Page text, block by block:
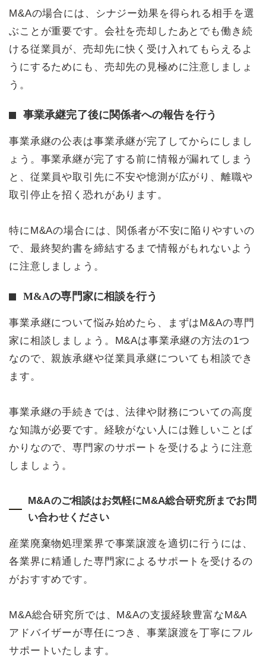
M&Aの場合には、シナジー効果を得られる相手を選
ぶことが重要です。会社を売却したあとでも働き続
ける従業員が、売却先に快く受け入れてもらえるよ
うにするためにも、売却先の見極めに注意しましょ
う。
事業承継完了後に関係者への報告を行う
事業承継の公表は事業承継が完了してからにしまし
ょう。事業承継が完了する前に情報が漏れてしまう
と、従業員や取引先に不安や憶測が広がり、離職や
取引停止を招く恐れがあります。
特にM&Aの場合には、関係者が不安に陥りやすいの
で、最終契約書を締結するまで情報がもれないよう
に注意しましょう。
M&Aの専門家に相談を行う
事業承継について悩み始めたら、まずはM&Aの専門
家に相談しましょう。M&Aは事業承継の方法の1つ
なので、親族承継や従業員承継についても相談でき
ます。
事業承継の手続きでは、法律や財務についての高度
な知識が必要です。経験がない人には難しいことば
かりなので、専門家のサポートを受けるように注意
しましょう。
M&Aのご相談はお気軽にM&A総合研究所までお問
い合わせください
産業廃棄物処理業界で事業譲渡を適切に行うには、
各業界に精通した専門家によるサポートを受けるの
がおすすめです。
M&A総合研究所では、M&Aの支援経験豊富なM&A
アドバイザーが専任につき、事業譲渡を丁寧にフル
サポートいたします。